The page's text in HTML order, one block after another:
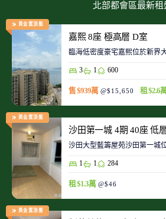
北部都會區最新租
黃金置頂盤
嘉熙 8座 極高層 D室
臨海低密度豪宅嘉熙位於新界
3 1 600
售 $939萬 @$15,650 租 $2.6
黃金置頂盤
沙田第一城 4期 40座 低
沙田大型藍籌屋苑沙田第一城
1 1 284
租 $1.3萬 @$46
黃金置頂盤